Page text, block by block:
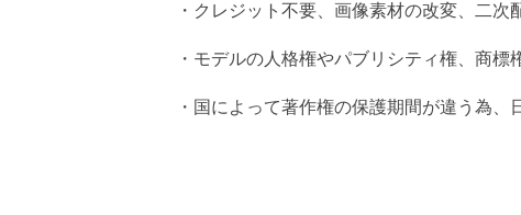
・クレジット不要、画像素材の改変、二次
・モデルの人格権やパブリシティ権、商
・国によって著作権の保護期間が違う為